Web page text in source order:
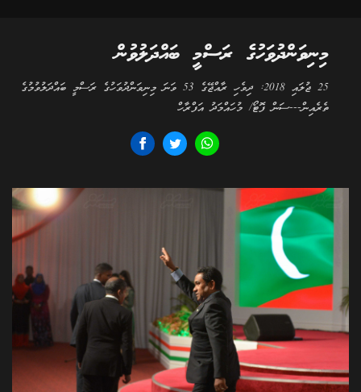
މިނިވަންދުވަހުގެ ރަސްމީ ބައްދަލުވުން
25 ޖުލައި 2018: ދިވެހި ރާއްޖޭގެ 53 ވަނަ މިނިވަންދުވަހުގެ ރަސްމީ ބައްދަލުވުމުގެ
ތެރެއިން---ސަން ފޮޓޯ/ މުހައްމަދު އަފްރާހް